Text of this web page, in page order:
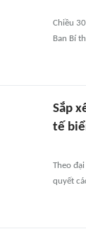
Chiều
Ban Bí
Sắp
tế
Theo
quyết